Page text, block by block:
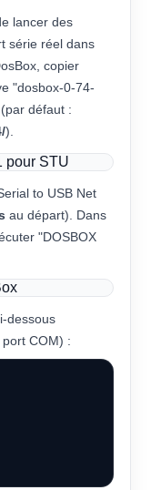
lancer des
série réel dans
copier
"dosbox-0-74-
défaut :
).
to USB Net
au départ). Dans
"DOSBOX
dessous
COM) :